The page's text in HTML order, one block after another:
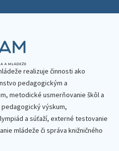
realizuje činnosti ako
pedagogickým a
metodické usmerňovanie škôl a
výskum,
a súťaží, externé testovanie
mládeže či správa knižničného